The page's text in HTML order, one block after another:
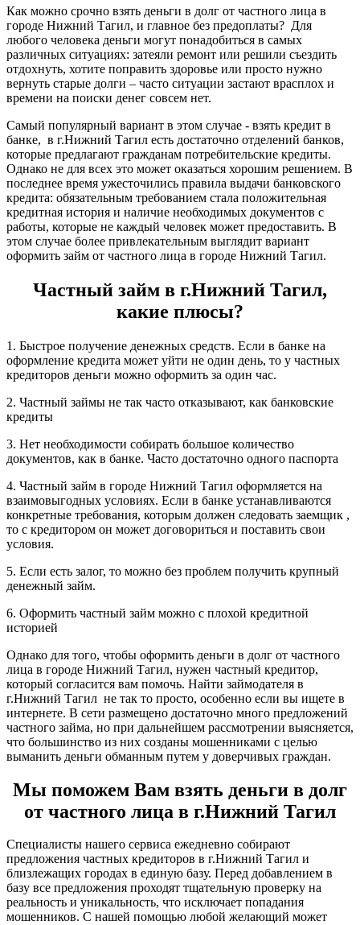
Как можно срочно взять деньги в долг от частного лица в
городе Нижний Тагил, и главное без предоплаты? Для
любого человека деньги могут понадобиться в самых
различных ситуациях: затеяли ремонт или решили съездить
отдохнуть, хотите поправить здоровье или просто нужно
вернуть старые долги – часто ситуации застают врасплох и
времени на поиски денег совсем нет.
Самый популярный вариант в этом случае - взять кредит в
банке, в г.Нижний Тагил есть достаточно отделений банков,
которые предлагают гражданам потребительские кредиты.
Однако не для всех это может оказаться хорошим решением. В
последнее время ужесточились правила выдачи банковского
кредита: обязательным требованием стала положительная
кредитная история и наличие необходимых документов с
работы, которые не каждый человек может предоставить. В
этом случае более привлекательным выглядит вариант
оформить займ от частного лица в городе Нижний Тагил.
Частный займ в г.Нижний Тагил,
какие плюсы?
1. Быстрое получение денежных средств. Если в банке на
оформление кредита может уйти не один день, то у частных
кредиторов деньги можно оформить за один час.
2. Частный займы не так часто отказывают, как банковские
кредиты
3. Нет необходимости собирать большое количество
документов, как в банке. Часто достаточно одного паспорта
4. Частный займ в городе Нижний Тагил оформляется на
взаимовыгодных условиях. Если в банке устанавливаются
конкретные требования, которым должен следовать заемщик ,
то с кредитором он может договориться и поставить свои
условия.
5. Если есть залог, то можно без проблем получить крупный
денежный займ.
6. Оформить частный займ можно с плохой кредитной
историей
Однако для того, чтобы оформить деньги в долг от частного
лица в городе Нижний Тагил, нужен частный кредитор,
который согласится вам помочь. Найти займодателя в
г.Нижний Тагил не так то просто, особенно если вы ищете в
интернете. В сети размещено достаточно много предложений
частного займа, но при дальнейшем рассмотрении выясняется,
что большинство из них созданы мошенниками с целью
выманить деньги обманным путем у доверчивых граждан.
Мы поможем Вам взять деньги в долг
от частного лица в г.Нижний Тагил
Специалисты нашего сервиса ежедневно собирают
предложения частных кредиторов в г.Нижний Тагил и
близлежащих городах в единую базу. Перед добавлением в
базу все предложения проходят тщательную проверку на
реальность и уникальность, что исключает попадания
мошенников. С нашей помощью любой желающий может